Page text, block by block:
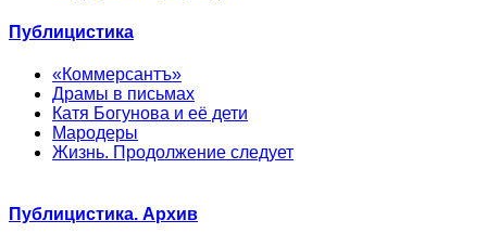
Публицистика
«Коммерсантъ»
Драмы в письмах
Катя Богунова и её дети
Мародеры
Жизнь. Продолжение следует
Публицистика. Архив